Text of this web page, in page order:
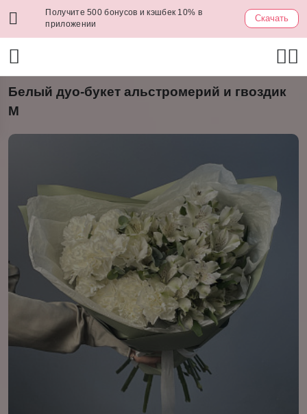
Получите 500 бонусов и кэшбек 10% в
приложении
Скачать
Белый дуо-букет альстромерий и гвоздик
M